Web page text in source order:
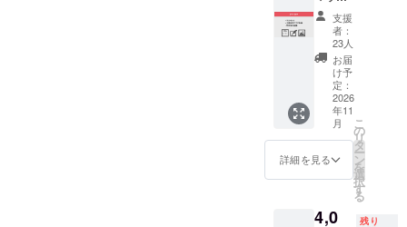
す。 ・
スポー
ツタオ
ル ・活
動報告
ブログ
招待 ・
待ち受
け画像
さい。
※掲載期
間は
2026年
秋頃よ
り掲載
（サイ
ト閉鎖
時迄、
掲載は
継続さ
判断で
のワコ
ンピ3を
お届け
しま
す。
尚、歌
詞カー
ドの提
供はダ
ウン
ロード
活動報
ト】 ワ
コンピ3
のオリ
ジナル
ラバー
マット
（35ｘ
60cm）
です。
PCデス
クや
テーブ
ルに敷
う事が
支援
者：
23人
お届
け予
定：
2026
年11
月
詳細を見る
こ
の
リ
タ
ー
ン
を
選
択
す
る
4,0 残り